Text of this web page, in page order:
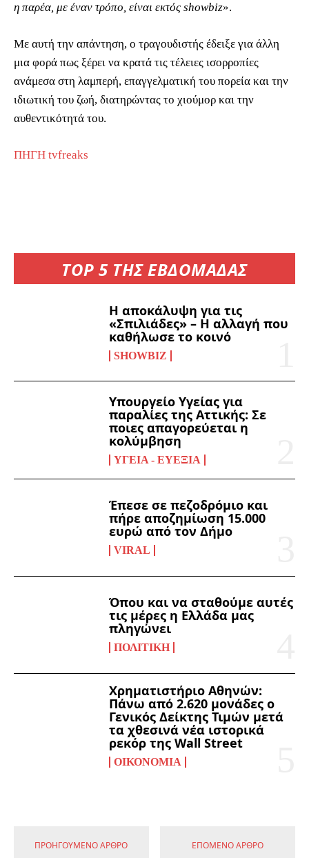
TOP 5 ΤΗΣ ΕΒΔΟΜΑΔΑΣ
Η αποκάλυψη για τις
«Σπιλιάδες» – Η αλλαγή που
καθήλωσε το κοινό
SHOWBIZ
Υπουργείο Υγείας για
παραλίες της Αττικής: Σε
ποιες απαγορεύεται η
κολύμβηση
ΥΓΕΊΑ - ΕΥΕΞΊΑ
Έπεσε σε πεζοδρόμιο και
πήρε αποζημίωση 15.000
ευρώ από τον Δήμο
VIRAL
Όπου και να σταθούμε αυτές
τις μέρες η Ελλάδα μας
πληγώνει
ΠΟΛΙΤΙΚΉ
Χρηματιστήριο Αθηνών:
Πάνω από 2.620 μονάδες ο
Γενικός Δείκτης Τιμών μετά
τα χθεσινά νέα ιστορικά
ρεκόρ της Wall Street
ΟΙΚΟΝΟΜΊΑ
η παρέα, με έναν τρόπο, είναι εκτός showbiz».
Με αυτή την απάντηση, ο τραγουδιστής έδειξε για άλλη
μια φορά πως ξέρει να κρατά τις τέλειες ισορροπίες
ανάμεσα στη λαμπερή, επαγγελματική του πορεία και την
ιδιωτική του ζωή, διατηρώντας το χιούμορ και την
αυθεντικότητά του.
ΠΗΓΗ tvfreaks
ΠΡΟΗΓΟΎΜΕΝΟ ΆΡΘΡΟ ΕΠΌΜΕΝΟ ΆΡΘΡΟ